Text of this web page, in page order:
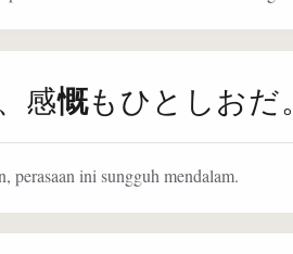
感慨もひとしおだ。
perasaan ini sungguh mendalam.